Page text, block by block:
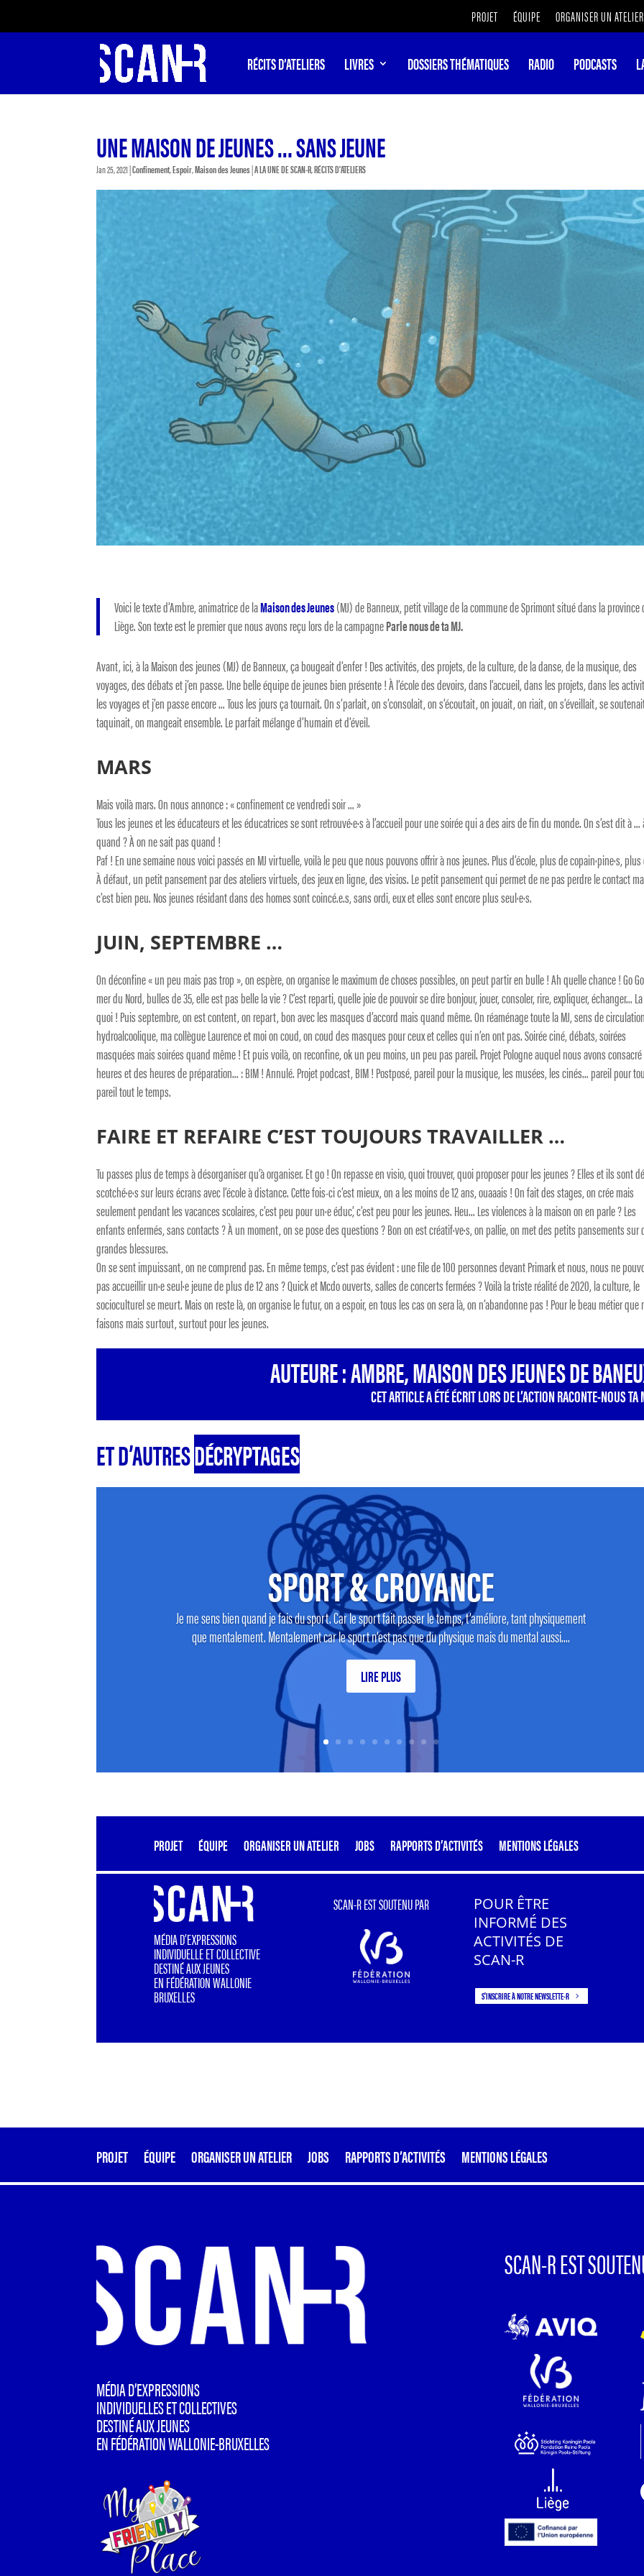
PROJET ÉQUIPE ORGANISER UN ATELIER
RÉCITS D’ATELIERS LIVRES DOSSIERS THÉMATIQUES RADIO PODCASTS
UNE MAISON DE JEUNES … SANS JEUNE
Jan 25, 2021|Confinement,Espoir,Maison des Jeunes|A LA UNE DE SCAN-R,RÉCITS D'ATELIERS
Voici le texte d’Ambre, animatrice de laMaison des Jeunes(MJ) de Banneux, petit village de la commune de Sprimont situé dans la province
Liège. Son texte est le premier que nous avons reçu lors de la campagneParle nous de ta MJ.
Avant, ici, à la Maison des jeunes (MJ) de Banneux, ça bougeait d’enfer ! Des activités, des projets, de la culture, de la danse, de la musique, des
voyages, des débats et j’en passe. Une belle équipe de jeunes bien présente ! À l’école des devoirs, dans l’accueil, dans les projets, dans les
les voyages et j’en passe encore … Tous les jours ça tournait. On s’parlait, on s’consolait, on s’écoutait, on jouait, on riait, on s’éveillait, se
taquinait, on mangeait ensemble. Le parfait mélange d’humain et d’éveil.
MARS
Mais voilà mars. On nous annonce : « confinement ce vendredi soir … »
Tous les jeunes et les éducateurs et les éducatrices se sont retrouvé·e·s à l’accueil pour une soirée qui a des airs de fin du monde. On s’est dit à …
quand ? À on ne sait pas quand !
Paf ! En une semaine nous voici passés en MJ virtuelle, voilà le peu que nous pouvons offrir à nos jeunes. Plus d’école, plus de copain·pine·s, plus
À défaut, un petit pansement par des ateliers virtuels, des jeux en ligne, des visios. Le petit pansement qui permet de ne pas perdre le contact
c’est bien peu. Nos jeunes résidant dans des homes sont coincé.e.s, sans ordi, eux et elles sont encore plus seul·e·s.
JUIN, SEPTEMBRE …
On déconfine « un peu mais pas trop », on espère, on organise le maximum de choses possibles, on peut partir en bulle ! Ah quelle chance ! Go
mer du Nord, bulles de 35, elle est pas belle la vie ? C’est reparti, quelle joie de pouvoir se dire bonjour, jouer, consoler, rire, expliquer, échanger…
quoi ! Puis septembre, on est content, on repart, bon avec les masques d’accord mais quand même. On réaménage toute la MJ, sens de
hydroalcoolique, ma collègue Laurence et moi on coud, on coud des masques pour ceux et celles qui n’en ont pas. Soirée ciné, débats, soirées
masquées mais soirées quand même ! Et puis voilà, on reconfine, ok un peu moins, un peu pas pareil. Projet Pologne auquel nous avons
heures et des heures de préparation… : BIM ! Annulé. Projet podcast, BIM ! Postposé, pareil pour la musique, les musées, les cinés… pareil pour
pareil tout le temps.
FAIRE ET REFAIRE C’EST TOUJOURS TRAVAILLER …
Tu passes plus de temps à désorganiser qu’à organiser. Et go ! On repasse en visio, quoi trouver, quoi proposer pour les jeunes ? Elles et ils sont
scotché·e·s sur leurs écrans avec l’école à distance. Cette fois-ci c’est mieux, on a les moins de 12 ans, ouaaais ! On fait des stages, on crée mais
seulement pendant les vacances scolaires, c’est peu pour un·e éduc’, c’est peu pour les jeunes. Heu… Les violences à la maison on en parle ? Les
enfants enfermés, sans contacts ? À un moment, on se pose des questions ? Bon on est créatif·ve·s, on pallie, on met des petits pansements sur
grandes blessures.
On se sent impuissant, on ne comprend pas. En même temps, c’est pas évident : une file de 100 personnes devant Primark et nous, nous ne
pas accueillir un·e seul·e jeune de plus de 12 ans ? Quick et Mcdo ouverts, salles de concerts fermées ? Voilà la triste réalité de 2020, la culture, le
socioculturel se meurt. Mais on reste là, on organise le futur, on a espoir, en tous les cas on sera là, on n’abandonne pas ! Pour le beau métier que
faisons mais surtout, surtout pour les jeunes.
AUTEURE : AMBRE, MAISON DES JEUNES DE
CET ARTICLE A ÉTÉ ÉCRIT LORS DE L’ACTION RACONTE-NOUS TA
ET D’AUTRESDÉCRYPTAGES
SPORT & CROYANCE
Je me sens bien quand je fais du sport. Car le sport fait passer le temps, t’améliore, tant physiquement
que mentalement. Mentalement car le sport n’est pas que du physique mais du mental aussi....
LIRE PLUS
PROJET ÉQUIPE ORGANISER UN ATELIER JOBS RAPPORTS D’ACTIVITÉS MENTIONS LÉGALES
MÉDIA D’EXPRESSIONS
INDIVIDUELLE ET COLLECTIVE
DESTINÉ AUX JEUNES
EN FÉDÉRATION WALLONIE
BRUXELLES
SCAN-R EST SOUTENU PAR
POUR ÊTRE
INFORMÉ DES
ACTIVITÉS DE
SCAN-R
S'INSCRIRE À NOTRE NEWSLETTE-R
PROJET ÉQUIPE ORGANISER UN ATELIER JOBS RAPPORTS D’ACTIVITÉS MENTIONS LÉGALES
MÉDIA D’EXPRESSIONS
INDIVIDUELLES ET COLLECTIVES
DESTINÉ AUX JEUNES
EN FÉDÉRATION WALLONIE-BRUXELLES
SCAN-R EST